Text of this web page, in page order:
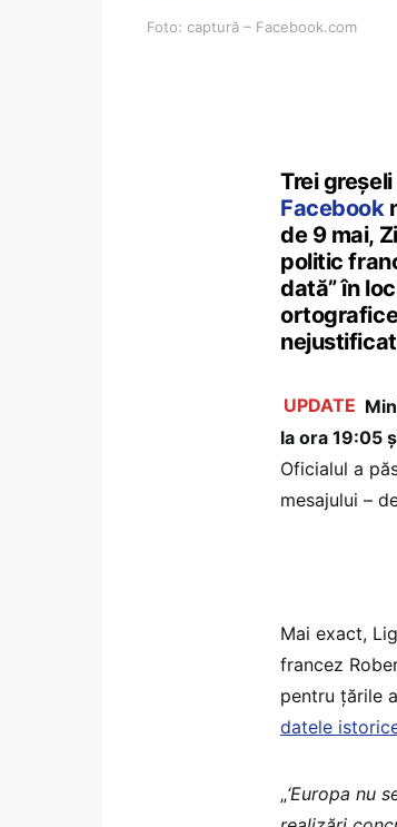
Foto: captură – Facebook.com
Trei
Facebook
de 9 mai,
politic
dată” în
UPDATE
la ora 19:05
Oficialul a
mesajului –
Mai exact,
francez
pentru țările
datele
„‘Europa nu